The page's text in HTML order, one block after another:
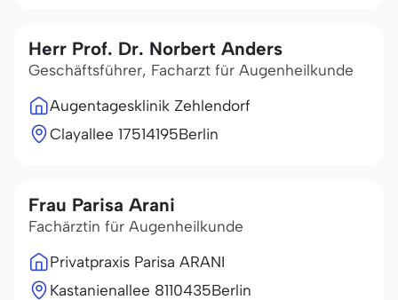
Herr Prof. Dr. Norbert Anders
Geschäftsführer, Facharzt für Augenheilkunde
Augentagesklinik Zehlendorf
Clayallee 17514195Berlin
Frau Parisa Arani
Fachärztin für Augenheilkunde
Privatpraxis Parisa ARANI
Kastanienallee 8110435Berlin